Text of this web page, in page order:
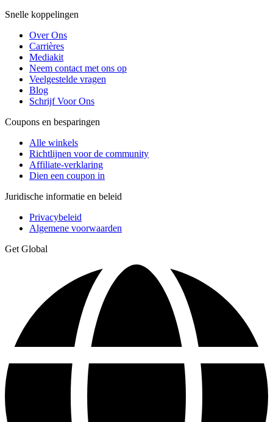
Snelle koppelingen
Over Ons
Carrières
Mediakit
Neem contact met ons op
Veelgestelde vragen
Blog
Schrijf Voor Ons
Coupons en besparingen
Alle winkels
Richtlijnen voor de community
Affiliate-verklaring
Dien een coupon in
Juridische informatie en beleid
Privacybeleid
Algemene voorwaarden
Get Global